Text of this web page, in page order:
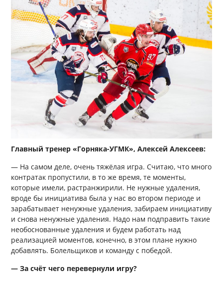
Главный тренер «Горняка-УГМК», Алексей Алексеев:
— На самом деле, очень тяжёлая игра. Считаю, что много
контратак пропустили, в то же время, те моменты,
которые имели, растранжирили. Не нужные удаления,
вроде бы инициатива была у нас во втором периоде и
зарабатывает ненужные удаления, забираем инициативу
и снова ненужные удаления. Надо нам подправить такие
необоснованные удаления и будем работать над
реализацией моментов, конечно, в этом плане нужно
добавлять. Болельщиков и команду с победой.
— За счёт чего перевернули игру?